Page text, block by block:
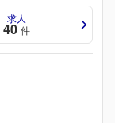
求人
40 件